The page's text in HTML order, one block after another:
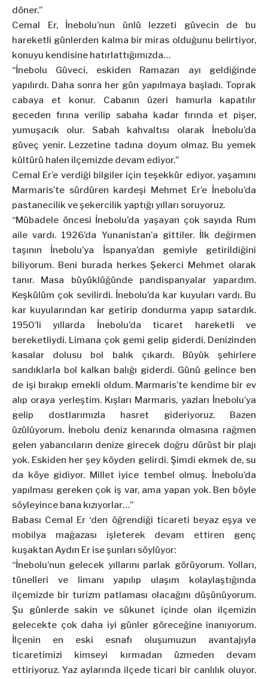
döner.”
Cemal Er, İnebolu’nun ünlü lezzeti güvecin de bu
hareketli günlerden kalma bir miras olduğunu belirtiyor,
konuyu kendisine hatırlattığımızda…
“İnebolu Güveci, eskiden Ramazan ayı geldiğinde
yapılırdı. Daha sonra her gün yapılmaya başladı. Toprak
cabaya et konur. Cabanın üzeri hamurla kapatılır
geceden fırına verilip sabaha kadar fırında et pişer,
yumuşacık olur. Sabah kahvaltısı olarak İnebolu’da
güveç yenir. Lezzetine tadına doyum olmaz. Bu yemek
kültürü halen ilçemizde devam ediyor.”
Cemal Er’e verdiği bilgiler için teşekkür ediyor, yaşamını
Marmaris’te sürdüren kardeşi Mehmet Er’e İnebolu’da
pastanecilik ve şekercilik yaptığı yılları soruyoruz.
“Mübadele öncesi İnebolu’da yaşayan çok sayıda Rum
aile vardı. 1926’da Yunanistan’a gittiler. İlk değirmen
taşının İnebolu’ya İspanya’dan gemiyle getirildiğini
biliyorum. Beni burada herkes Şekerci Mehmet olarak
tanır. Masa büyüklüğünde pandispanyalar yapardım.
Keşkülüm çok sevilirdi. İnebolu’da kar kuyuları vardı. Bu
kar kuyularından kar getirip dondurma yapıp satardık.
1950’li yıllarda İnebolu’da ticaret hareketli ve
bereketliydi. Limana çok gemi gelip giderdi. Denizinden
kasalar dolusu bol balık çıkardı. Büyük şehirlere
sandıklarla bol kalkan balığı giderdi. Günü gelince ben
de işi bırakıp emekli oldum. Marmaris’te kendime bir ev
alıp oraya yerleştim. Kışları Marmaris, yazları İnebolu’ya
gelip dostlarımızla hasret gideriyoruz. Bazen
üzülüyorum. İnebolu deniz kenarında olmasına rağmen
gelen yabancıların denize girecek doğru dürüst bir plajı
yok. Eskiden her şey köyden gelirdi. Şimdi ekmek de, su
da köye gidiyor. Millet iyice tembel olmuş. İnebolu’da
yapılması gereken çok iş var, ama yapan yok. Ben böyle
söyleyince bana kızıyorlar…”
Babası Cemal Er ‘den öğrendiği ticareti beyaz eşya ve
mobilya mağazası işleterek devam ettiren genç
kuşaktan Aydın Er ise şunları söylüyor:
“İnebolu’nun gelecek yıllarını parlak görüyorum. Yolları,
tünelleri ve limanı yapılıp ulaşım kolaylaştığında
ilçemizde bir turizm patlaması olacağını düşünüyorum.
Şu günlerde sakin ve sükunet içinde olan ilçemizin
gelecekte çok daha iyi günler göreceğine inanıyorum.
İlçenin en eski esnafı oluşumuzun avantajıyla
ticaretimizi kimseyi kırmadan üzmeden devam
ettiriyoruz. Yaz aylarında ilçede ticari bir canlılık oluyor.